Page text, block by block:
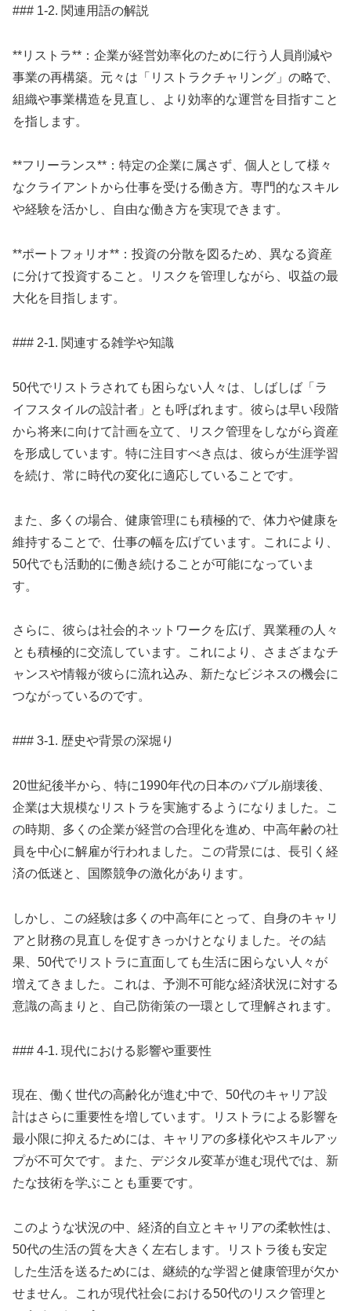
### 1-2. 関連用語の解説
**リストラ**：企業が経営効率化のために行う人員削減や
事業の再構築。元々は「リストラクチャリング」の略で、
組織や事業構造を見直し、より効率的な運営を目指すこと
を指します。
**フリーランス**：特定の企業に属さず、個人として様々
なクライアントから仕事を受ける働き方。専門的なスキル
や経験を活かし、自由な働き方を実現できます。
**ポートフォリオ**：投資の分散を図るため、異なる資産
に分けて投資すること。リスクを管理しながら、収益の最
大化を目指します。
### 2-1. 関連する雑学や知識
50代でリストラされても困らない人々は、しばしば「ラ
イフスタイルの設計者」とも呼ばれます。彼らは早い段階
から将来に向けて計画を立て、リスク管理をしながら資産
を形成しています。特に注目すべき点は、彼らが生涯学習
を続け、常に時代の変化に適応していることです。
また、多くの場合、健康管理にも積極的で、体力や健康を
維持することで、仕事の幅を広げています。これにより、
50代でも活動的に働き続けることが可能になっていま
す。
さらに、彼らは社会的ネットワークを広げ、異業種の人々
とも積極的に交流しています。これにより、さまざまなチ
ャンスや情報が彼らに流れ込み、新たなビジネスの機会に
つながっているのです。
### 3-1. 歴史や背景の深堀り
20世紀後半から、特に1990年代の日本のバブル崩壊後、
企業は大規模なリストラを実施するようになりました。こ
の時期、多くの企業が経営の合理化を進め、中高年齢の社
員を中心に解雇が行われました。この背景には、長引く経
済の低迷と、国際競争の激化があります。
しかし、この経験は多くの中高年にとって、自身のキャリ
アと財務の見直しを促すきっかけとなりました。その結
果、50代でリストラに直面しても生活に困らない人々が
増えてきました。これは、予測不可能な経済状況に対する
意識の高まりと、自己防衛策の一環として理解されます。
### 4-1. 現代における影響や重要性
現在、働く世代の高齢化が進む中で、50代のキャリア設
計はさらに重要性を増しています。リストラによる影響を
最小限に抑えるためには、キャリアの多様化やスキルアッ
プが不可欠です。また、デジタル変革が進む現代では、新
たな技術を学ぶことも重要です。
このような状況の中、経済的自立とキャリアの柔軟性は、
50代の生活の質を大きく左右します。リストラ後も安定
した生活を送るためには、継続的な学習と健康管理が欠か
せません。これが現代社会における50代のリスク管理と